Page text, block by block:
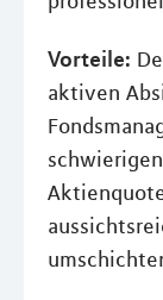
Vorteile:
aktiven